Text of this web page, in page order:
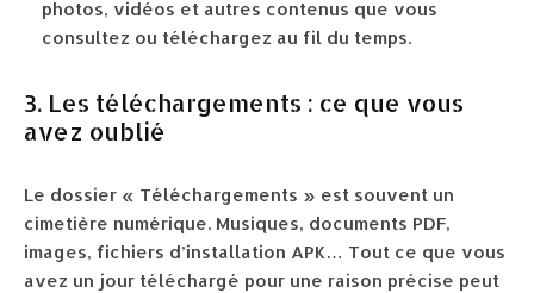
photos, vidéos et autres contenus que vous
consultez ou téléchargez au fil du temps.
3. Les téléchargements : ce que vous
avez oublié
Le dossier « Téléchargements » est souvent un
cimetière numérique. Musiques, documents PDF,
images, fichiers d’installation APK… Tout ce que vous
avez un jour téléchargé pour une raison précise peut